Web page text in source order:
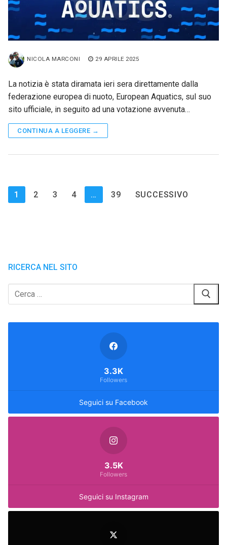
NICOLA MARCONI 29 APRILE 2025
La notizia è stata diramata ieri sera direttamente dalla
federazione europea di nuoto, European Aquatics, sul suo
sito ufficiale, in seguito ad una votazione avvenuta…
CONTINUA A LEGGERE →
Paginazione
degli
1 2 3 4 … 39 SUCCESSIVO
RICERCA NEL SITO
Cerca:
Seguici su Facebook
3.3K
Followers
Seguici su Instagram
3.5K
Followers